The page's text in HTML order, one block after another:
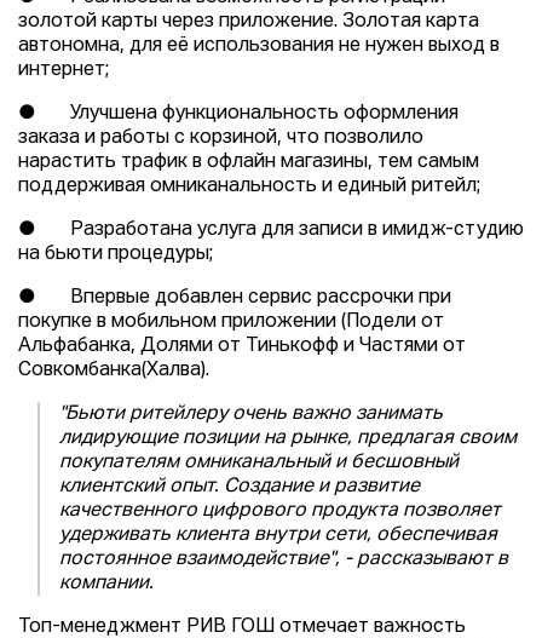
золотой карты через приложение. Золотая карта
автономна, для её использования не нужен выход в
интернет;
● Улучшена функциональность оформления
заказа и работы с корзиной, что позволило
нарастить трафик в офлайн магазины, тем самым
поддерживая омниканальность и единый ритейл;
● Разработана услуга для записи в имидж-студию
на бьюти процедуры;
● Впервые добавлен сервис рассрочки при
покупке в мобильном приложении (Подели от
Альфабанка, Долями от Тинькофф и Частями от
Совкомбанка(Халва).
"Бьюти ритейлеру очень важно занимать
лидирующие позиции на рынке, предлагая своим
покупателям омниканальный и бесшовный
клиентский опыт. Создание и развитие
качественного цифрового продукта позволяет
удерживать клиента внутри сети, обеспечивая
постоянное взаимодействие", - рассказывают в
компании.
Топ-менеджмент РИВ ГОШ отмечает важность